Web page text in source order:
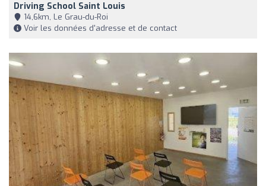
Driving School Saint Louis
14,6km, Le Grau-du-Roi
Voir les données d'adresse et de contact